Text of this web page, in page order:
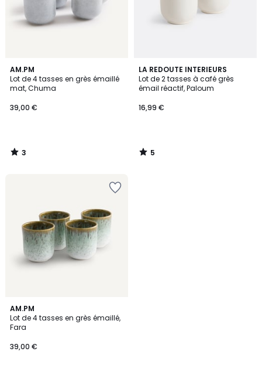
AM.PM
Lot de 4 tasses en grès émaillé
mat, Chuma
39,00 €
3
/
5
3
/
LA REDOUTE INTERIEURS
Lot de 2 tasses à café grès
émail réactif, Paloum
16,99 €
5
/
5
5
/
AM.PM
Lot de 4 tasses en grès émaillé,
Fara
39,00 €
5
/
5